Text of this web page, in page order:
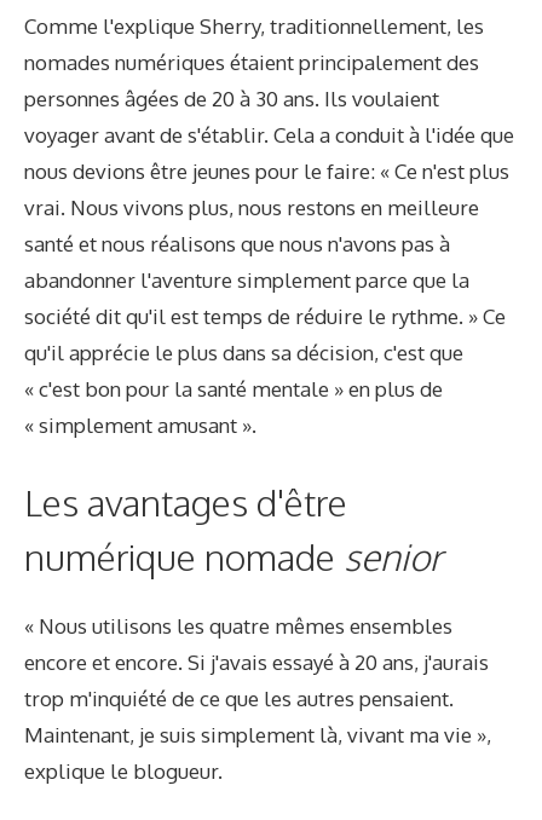
Comme l'explique Sherry, traditionnellement, les
nomades numériques étaient principalement des
personnes âgées de 20 à 30 ans. Ils voulaient
voyager avant de s'établir. Cela a conduit à l'idée que
nous devions être jeunes pour le faire: « Ce n'est plus
vrai. Nous vivons plus, nous restons en meilleure
santé et nous réalisons que nous n'avons pas à
abandonner l'aventure simplement parce que la
société dit qu'il est temps de réduire le rythme. » Ce
qu'il apprécie le plus dans sa décision, c'est que
« c'est bon pour la santé mentale » en plus de
« simplement amusant ».
Les avantages d'être
numérique nomade senior
« Nous utilisons les quatre mêmes ensembles
encore et encore. Si j'avais essayé à 20 ans, j'aurais
trop m'inquiété de ce que les autres pensaient.
Maintenant, je suis simplement là, vivant ma vie »,
explique le blogueur.